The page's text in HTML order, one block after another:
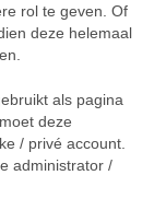
rol te geven. Of
deze helemaal
als pagina
deze
/ privé account.
administrator /